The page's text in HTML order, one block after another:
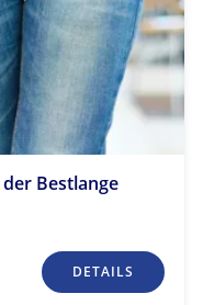
Bestlange
DETAILS